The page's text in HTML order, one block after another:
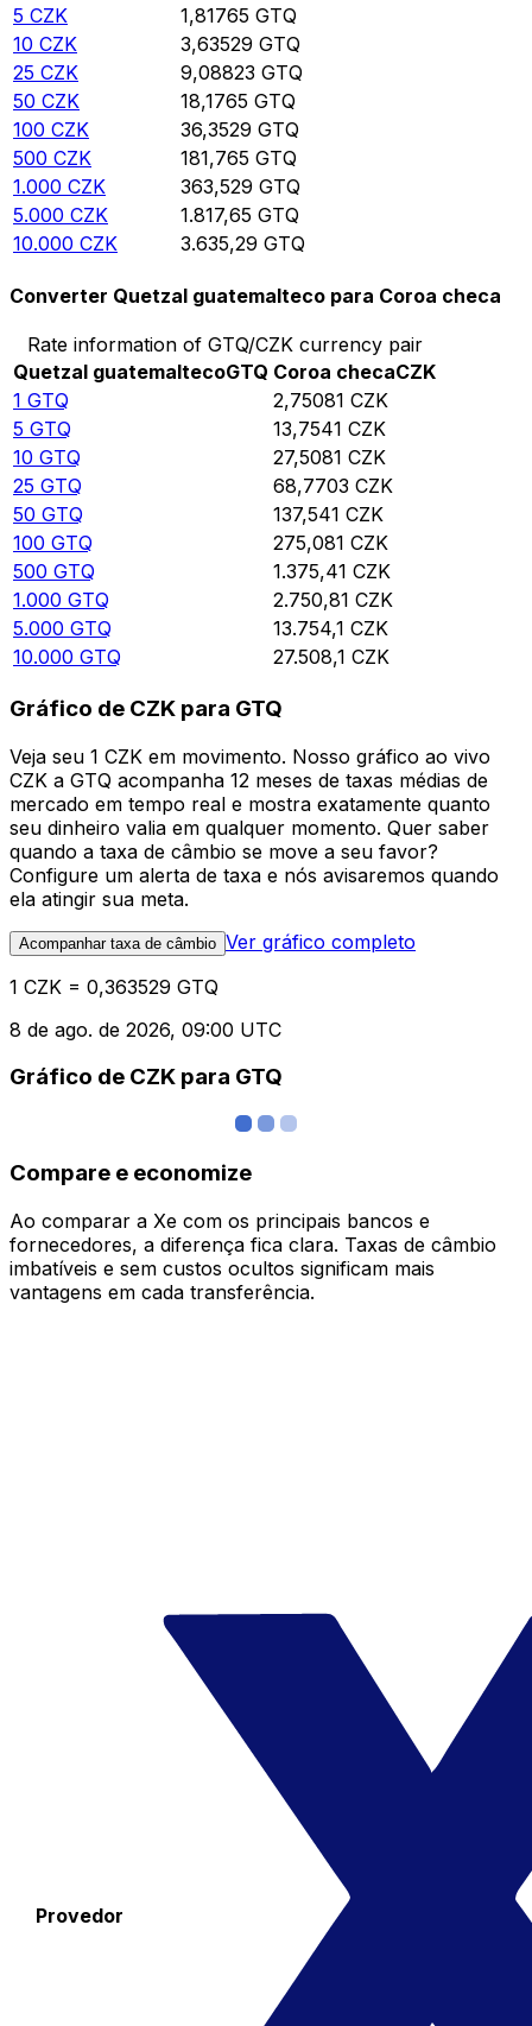
5 CZK 1,81765 GTQ
10 CZK 3,63529 GTQ
25 CZK 9,08823 GTQ
50 CZK 18,1765 GTQ
100 CZK 36,3529 GTQ
500 CZK 181,765 GTQ
1.000 CZK 363,529 GTQ
5.000 CZK 1.817,65 GTQ
10.000 CZK 3.635,29 GTQ
Converter Quetzal guatemalteco para Coroa checa
Rate information of GTQ/CZK currency pair
Quetzal guatemaltecoGTQ Coroa checaCZK
1 GTQ 2,75081 CZK
5 GTQ 13,7541 CZK
10 GTQ 27,5081 CZK
25 GTQ 68,7703 CZK
50 GTQ 137,541 CZK
100 GTQ 275,081 CZK
500 GTQ 1.375,41 CZK
1.000 GTQ 2.750,81 CZK
5.000 GTQ 13.754,1 CZK
10.000 GTQ 27.508,1 CZK
Gráfico de CZK para GTQ
Veja seu 1 CZK em movimento. Nosso gráfico ao vivo
CZK a GTQ acompanha 12 meses de taxas médias de
mercado em tempo real e mostra exatamente quanto
seu dinheiro valia em qualquer momento. Quer saber
quando a taxa de câmbio se move a seu favor?
Configure um alerta de taxa e nós avisaremos quando
ela atingir sua meta.
Acompanhar taxa de câmbio Ver gráfico completo
1 CZK = 0,363529 GTQ
8 de ago. de 2026, 09:00 UTC
Gráfico de CZK para GTQ
Compare e economize
Ao comparar a Xe com os principais bancos e
fornecedores, a diferença fica clara. Taxas de câmbio
imbatíveis e sem custos ocultos significam mais
vantagens em cada transferência.
Provedor